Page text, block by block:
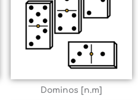
Dominos [n.m]